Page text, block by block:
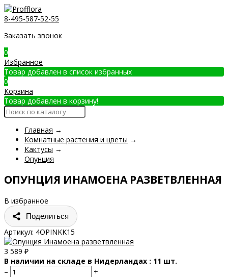
8-495-587-52-55
Заказать звонок
0
Избранное
Товар добавлен в список избранных
0
Корзина
Товар добавлен в корзину!
Главная →
Комнатные растения и цветы →
Кактусы →
Опунция
ОПУНЦИЯ ИНАМОЕНА РАЗВЕТВЛЕННАЯ
В избранное
Поделиться
Артикул: 4OPINKK15
3 589 ₽
В наличии на складе в Нидерландах : 11 шт.
–
+